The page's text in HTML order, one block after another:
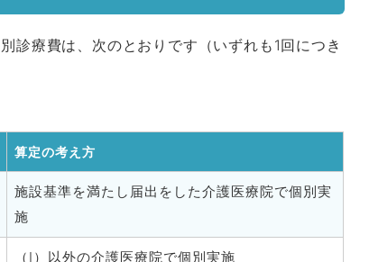
診療費は、次のとおりです（いずれも1回につき
算定の考え方
施設基準を満たし届出をした介護医療院で個別実
施
（Ⅰ）以外の介護医療院で個別実施